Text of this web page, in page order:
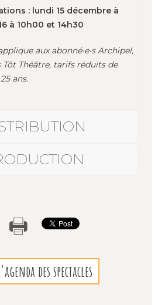
: lundi 15 décembre à
à 10h00 et 14h30
aux abonné·e·s Archipel,
Tôt Théâtre, tarifs réduits de
ans.
des spectacles